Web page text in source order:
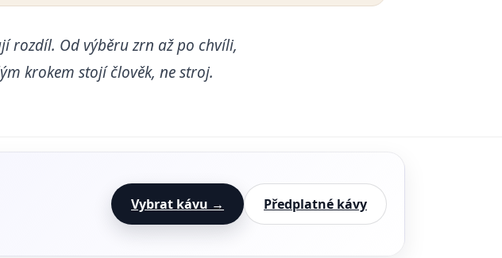
rozdíl. Od výběru zrn až po chvíli,
krokem stojí člověk, ne stroj.
Vybrat kávu → Předplatné kávy